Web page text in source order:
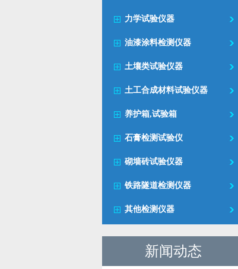
力学试验仪器
油漆涂料检测仪器
土壤类试验仪器
土工合成材料试验仪器
养护箱,试验箱
石膏检测试验仪
砌墙砖试验仪器
铁路隧道检测仪器
其他检测仪器
新闻动态